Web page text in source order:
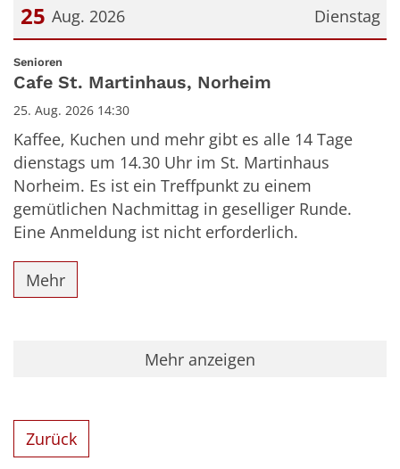
Dienstag
25 Aug. 2026
Datum: 25. August 2026
Senioren
Cafe St. Martinhaus, Norheim
25. Aug. 2026 14:30
Kaffee, Kuchen und mehr gibt es alle 14 Tage
dienstags um 14.30 Uhr im St. Martinhaus
Norheim. Es ist ein Treffpunkt zu einem
gemütlichen Nachmittag in geselliger Runde.
Eine Anmeldung ist nicht erforderlich.
Mehr
Mehr anzeigen
Zurück